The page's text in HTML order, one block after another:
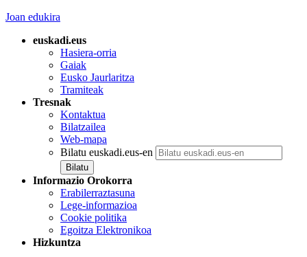
Joan edukira
euskadi.eus
Hasiera-orria
Gaiak
Eusko Jaurlaritza
Tramiteak
Tresnak
Kontaktua
Bilatzailea
Web-mapa
Bilatu euskadi.eus-en
Informazio Orokorra
Erabilerraztasuna
Lege-informazioa
Cookie politika
Egoitza Elektronikoa
Hizkuntza